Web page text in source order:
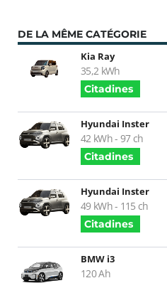
DE LA MÊME CATÉGORIE
Kia Ray
35,2 kWh
Citadines
Hyundai Inster
42 kWh - 97 ch
Citadines
Hyundai Inster
49 kWh - 115 ch
Citadines
BMW i3
120 Ah